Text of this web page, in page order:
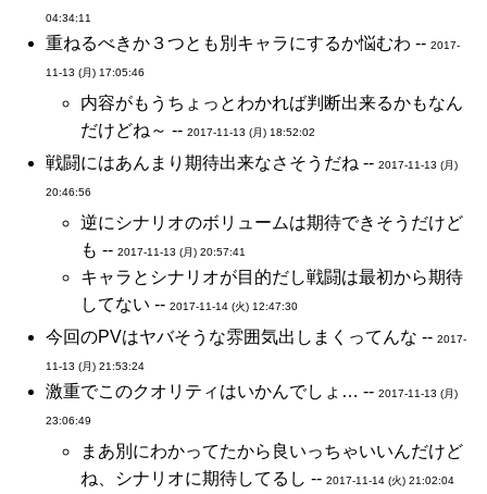
04:34:11
重ねるべきか３つとも別キャラにするか悩むわ -- 2017-
11-13 (月) 17:05:46
内容がもうちょっとわかれば判断出来るかもなん
だけどね～ -- 2017-11-13 (月) 18:52:02
戦闘にはあんまり期待出来なさそうだね -- 2017-11-13 (月)
20:46:56
逆にシナリオのボリュームは期待できそうだけど
も -- 2017-11-13 (月) 20:57:41
キャラとシナリオが目的だし戦闘は最初から期待
してない -- 2017-11-14 (火) 12:47:30
今回のPVはヤバそうな雰囲気出しまくってんな -- 2017-
11-13 (月) 21:53:24
激重でこのクオリティはいかんでしょ… -- 2017-11-13 (月)
23:06:49
まあ別にわかってたから良いっちゃいいんだけど
ね、シナリオに期待してるし -- 2017-11-14 (火) 21:02:04